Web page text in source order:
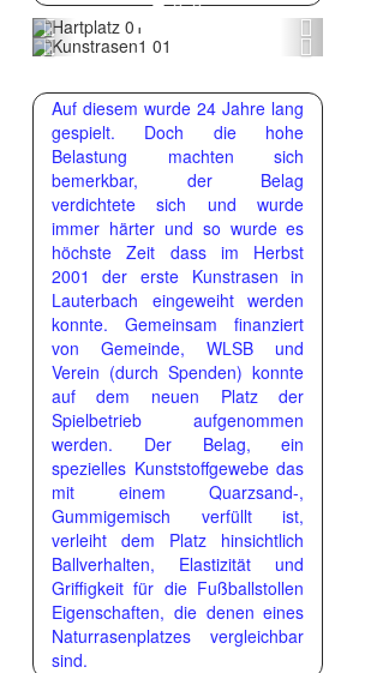
Zurück
Zurück
Auf diesem wurde 24 Jahre lang
gespielt. Doch die hohe
Belastung machten sich
bemerkbar, der Belag
verdichtete sich und wurde
immer härter und so wurde es
höchste Zeit dass im Herbst
2001 der erste Kunstrasen in
Lauterbach eingeweiht werden
konnte. Gemeinsam finanziert
von Gemeinde, WLSB und
Verein (durch Spenden) konnte
auf dem neuen Platz der
Spielbetrieb aufgenommen
werden. Der Belag, ein
spezielles Kunststoffgewebe das
mit einem Quarzsand-,
Gummigemisch verfüllt ist,
verleiht dem Platz hinsichtlich
Ballverhalten, Elastizität und
Griffigkeit für die Fußballstollen
Eigenschaften, die denen eines
Naturrasenplatzes vergleichbar
sind.